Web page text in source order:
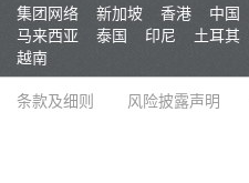
集团网络 新加坡 香港 中国
马来西亚
泰国 印尼 土耳其
越南
条款及细则
风险披露声明